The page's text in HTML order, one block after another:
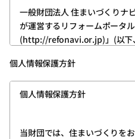
一般財団法人 住まいづくりナ
が運営するリフォームポータ
(http://refonavi.or.jp)」(以下
次の内容をお読みいただき、
意いただける方は、所定の方
します。
第1条 (ユーザー登録)
個人情報保護方針
個人情報保護方針
当財団では、住まいづくりを